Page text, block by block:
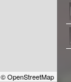
© OpenStreetMap